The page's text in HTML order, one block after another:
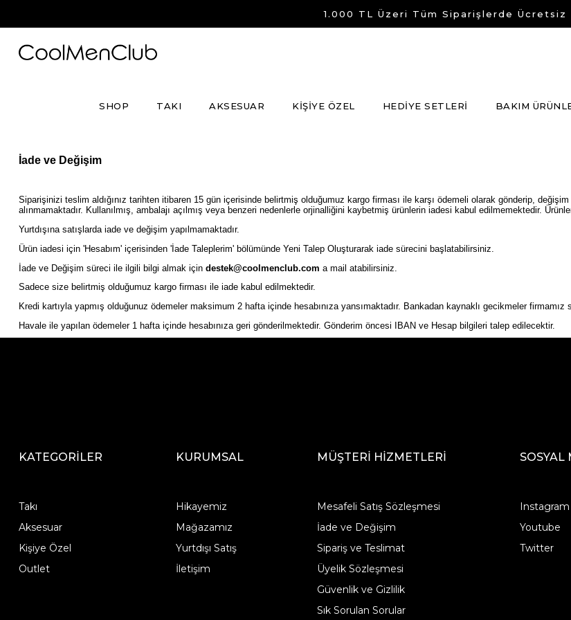
1.000 TL Üzeri Tüm Siparişlerde Ücretsiz
SHOP TAKI AKSESUAR KİŞİYE ÖZEL HEDİYE SETLERİ BAKIM
İade ve Değişim
Siparişinizi teslim aldığınız tarihten itibaren 15 gün içerisinde belirtmiş olduğumuz kargo firması ile karşı ödemeli olarak gönderip,
alınmamaktadır. Kullanılmış, ambalajı açılmış veya benzeri nedenlerle orjinalliğini kaybetmiş ürünlerin iadesi kabul edilmemektedir.
Yurtdışına satışlarda iade ve değişim yapılmamaktadır.
Ürün iadesi için 'Hesabım' içerisinden 'İade Taleplerim' bölümünde Yeni Talep Oluşturarak iade sürecini başlatabilirsiniz.
İade ve Değişim süreci ile ilgili bilgi almak için destek@coolmenclub.com a mail atabilirsiniz.
Sadece size belirtmiş olduğumuz kargo firması ile iade kabul edilmektedir.
Kredi kartıyla yapmış olduğunuz ödemeler maksimum 2 hafta içinde hesabınıza yansımaktadır. Bankadan kaynaklı gecikmeler firmamız
Havale ile yapılan ödemeler 1 hafta içinde hesabınıza geri gönderilmektedir. Gönderim öncesi IBAN ve Hesap bilgileri talep edilecektir.
KATEGORİLER
Takı
Aksesuar
Kişiye Özel
Outlet
KURUMSAL
Hikayemiz
Mağazamız
Yurtdışı Satış
İletişim
MÜŞTERİ HİZMETLERİ
Mesafeli Satış Sözleşmesi
İade ve Değişim
Sipariş ve Teslimat
Üyelik Sözleşmesi
Güvenlik ve Gizlilik
Sık Sorulan Sorular
SOSYAL
Instagram
Youtube
Twitter